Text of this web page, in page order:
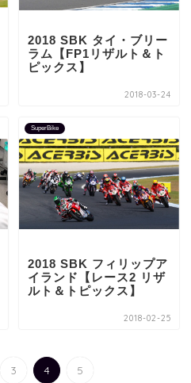
2018 SBK タイ・ブリー
ラム【FP1リザルト＆ト
ピックス】
2018-03-24
SuperBike
2018 SBK フィリップア
イランド【レース2 リザ
ルト＆トピックス】
2018-02-25
3 4 5